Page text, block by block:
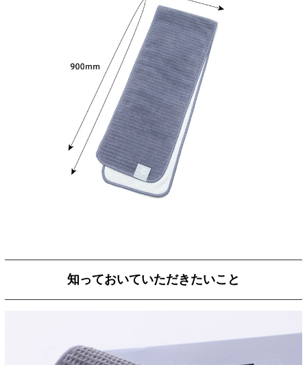
知っておいていただきたいこと